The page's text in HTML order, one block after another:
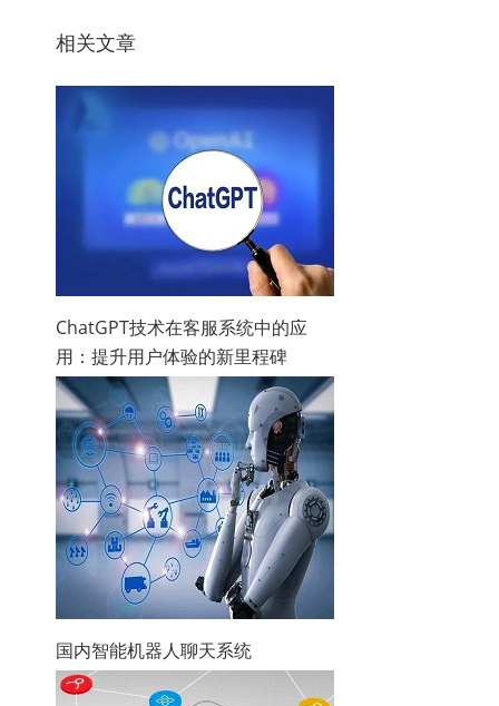
相关文章
ChatGPT技术在客服系统中的应
用：提升用户体验的新里程碑
国内智能机器人聊天系统